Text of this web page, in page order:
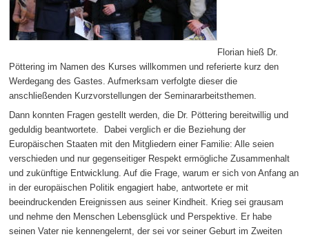
Florian hieß Dr.
Pöttering im Namen des Kurses willkommen und referierte kurz den
Werdegang des Gastes. Aufmerksam verfolgte dieser die
anschließenden Kurzvorstellungen der Seminararbeitsthemen.
Dann konnten Fragen gestellt werden, die Dr. Pöttering bereitwillig und
geduldig beantwortete. Dabei verglich er die Beziehung der
Europäischen Staaten mit den Mitgliedern einer Familie: Alle seien
verschieden und nur gegenseitiger Respekt ermögliche Zusammenhalt
und zukünftige Entwicklung. Auf die Frage, warum er sich von Anfang an
in der europäischen Politik engagiert habe, antwortete er mit
beeindruckenden Ereignissen aus seiner Kindheit. Krieg sei grausam
und nehme den Menschen Lebensglück und Perspektive. Er habe
seinen Vater nie kennengelernt, der sei vor seiner Geburt im Zweiten